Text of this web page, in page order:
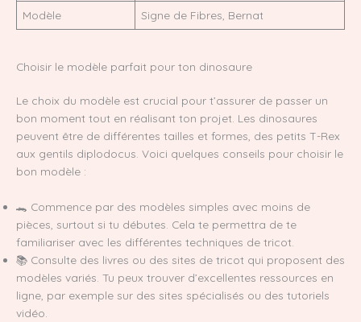
Modèle Signe de Fibres, Bernat
Choisir le modèle parfait pour ton dinosaure
Le choix du modèle est crucial pour t’assurer de passer un
bon moment tout en réalisant ton projet. Les dinosaures
peuvent être de différentes tailles et formes, des petits T-Rex
aux gentils diplodocus. Voici quelques conseils pour choisir le
bon modèle :
🐊 Commence par des modèles simples avec moins de
pièces, surtout si tu débutes. Cela te permettra de te
familiariser avec les différentes techniques de tricot.
📚 Consulte des livres ou des sites de tricot qui proposent des
modèles variés. Tu peux trouver d’excellentes ressources en
ligne, par exemple sur des sites spécialisés ou des tutoriels
vidéo.